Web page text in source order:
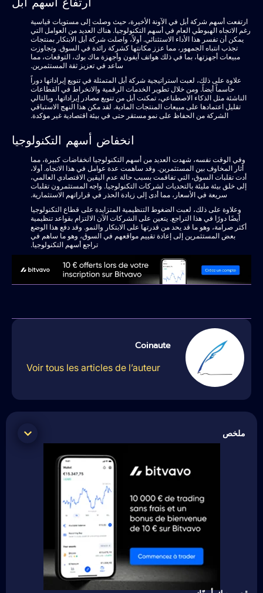
ارتفعت أسهم شركة أبل في الآونة الأخيرة، حيث وصلت إلى مستويات قياسية
رغم الاتجاه الهبوطي العام في أسهم التكنولوجيا. هناك العديد من العوامل التي
يمكن أن تفسر هذا الأداء الاستثنائي. أولاً، واصلت شركة أبل الابتكار بمنتجات
تجذب انتباه الجمهور، مما عزز مكانتها كشركة رائدة في السوق. وتجاوزت
مبيعات أجهزتها، بما في ذلك هواتف آيفون وأجهزة ماك بوك، التوقعات، مما
ساعد في تعزيز ثقة المستثمرين.
علاوة على ذلك، لعبت استراتيجية شركة أبل المتمثلة في تنويع إيراداتها دوراً
حاسماً أيضاً. ومن خلال تطوير الخدمات الرقمية والانخراط في القطاعات
الناشئة مثل الذكاء الاصطناعي، تمكنت أبل من تنويع مصادر إيراداتها، وبالتالي
تقليل اعتمادها على مبيعات المنتجات المادية. لقد مكن هذا النهج الاستباقي
الشركة من الحفاظ على نمو مستقر حتى في بيئة اقتصادية غير مؤكدة.
انخفاض أسهم التكنولوجيا
وفي الوقت نفسه، شهدت العديد من أسهم التكنولوجيا انخفاضات كبيرة، مما
أثار المخاوف بين المستثمرين. وقد ساهمت عدة عوامل في هذا الاتجاه. أولا،
أدت تقلبات السوق، التي تفاقمت بسبب حالة عدم اليقين الاقتصادي العالمي،
إلى خلق بيئة مليئة بالتحديات لشركات التكنولوجيا. واجه المستثمرون تقلبات
سريعة في الأسعار، مما أدى إلى زيادة الحذر في قراراتهم الاستثمارية.
وعلاوة على ذلك، لعبت الضغوط التنظيمية المتزايدة على قطاع التكنولوجيا
أيضًا دورًا في هذا التراجع. يتعين على الشركات الآن الالتزام بقواعد تنظيمية
أكثر صرامة، وهو ما قد يحد من قدرتها على الابتكار والنمو. وقد دفع هذا الوضع
بعض المستثمرين إلى إعادة تقييم مواقعهم في السوق، وهو ما ساهم في
تراجع أسهم التكنولوجيا.
Coinaute
Voir tous les articles de l’auteur
ملخص